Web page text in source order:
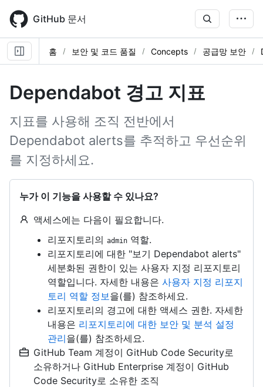
main
content
GitHub 문서
홈 보안 및 코드 품질 Concepts 공급망 보안
Dependabot 경고 지표
지표를 사용해 조직 전반에서
Dependabot alerts를 추적하고 우선순위
를 지정하세요.
누가 이 기능을 사용할 수 있나요?
액세스에는 다음이 필요합니다.
리포지토리의 admin 역할.
리포지토리에 대한 "보기 Dependabot alerts"
세분화된 권한이 있는 사용자 지정 리포지토리
역할입니다. 자세한 내용은 사용자 지정 리포지
토리 역할 정보을(를) 참조하세요.
리포지토리의 경고에 대한 액세스 권한. 자세한
내용은 리포지토리에 대한 보안 및 분석 설정
관리을(를) 참조하세요.
GitHub Team 계정이 GitHub Code Security로
소유하거나 GitHub Enterprise 계정이 GitHub
Code Security로 소유한 조직